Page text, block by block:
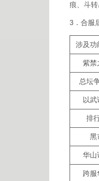
痕、斗
3．合服
涉及功
紫禁
总坛
以武
排
黑
华山
跨服